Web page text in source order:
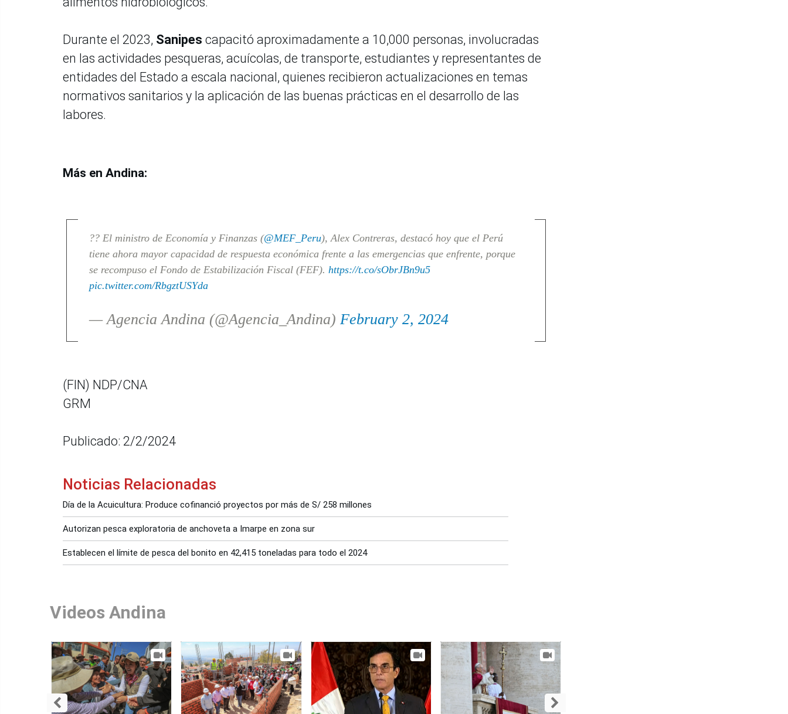
Durante el 2023, Sanipes capacitó aproximadamente a 10,000 personas, involucradas
en las actividades pesqueras, acuícolas, de transporte, estudiantes y representantes de
entidades del Estado a escala nacional, quienes recibieron actualizaciones en temas
normativos sanitarios y la aplicación de las buenas prácticas en el desarrollo de las
labores.
Más en Andina:
?? El ministro de Economía y Finanzas (@MEF_Peru), Alex Contreras, destacó hoy que el Perú
tiene ahora mayor capacidad de respuesta económica frente a las emergencias que enfrente, porque
se recompuso el Fondo de Estabilización Fiscal (FEF). https://t.co/sObrJBn9u5
pic.twitter.com/RbgztUSYda
— Agencia Andina (@Agencia_Andina) February 2, 2024
(FIN) NDP/CNA
GRM
Publicado: 2/2/2024
Noticias Relacionadas
Día de la Acuicultura: Produce cofinanció proyectos por más de S/ 258 millones
Autorizan pesca exploratoria de anchoveta a Imarpe en zona sur
Establecen el límite de pesca del bonito en 42,415 toneladas para todo el 2024
Videos Andina